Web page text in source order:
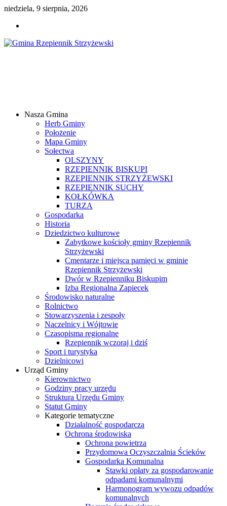
niedziela, 9 sierpnia, 2026
Samorządowy
Internetowy
Nasza Gmina
Herb Gminy
Położenie
Mapa Gminy
Sołectwa
OLSZYNY
RZEPIENNIK BISKUPI
RZEPIENNIK STRZYŻEWSKI
RZEPIENNIK SUCHY
KOŁKÓWKA
TURZA
Gospodarka
Historia
Dziedzictwo kulturowe
Zabytkowe kościoły gminy Rzepiennik
Strzyżewski
Cmentarze i miejsca pamięci w gminie
Rzepiennik Strzyżewski
Dwór w Rzepienniku Biskupim
Izba Regionalna Zapiecek
Środowisko naturalne
Rolnictwo
Stowarzyszenia i zespoły
Naczelnicy i Wójtowie
Czasopisma regionalne
Rzepiennik wczoraj i dziś
Sport i turystyka
Dzielnicowi
Urząd Gminy
Kierownictwo
Godziny pracy urzędu
Struktura Urzędu Gminy
Statut Gminy
Kategorie tematyczne
Działalność gospodarcza
Ochrona środowiska
Ochrona powietrza
Przydomowa Oczyszczalnia Ścieków
Gospodarka Komunalna
Stawki opłaty za gospodarowanie
odpadami komunalnymi
Harmonogram wywozu odpadów
komunalnych